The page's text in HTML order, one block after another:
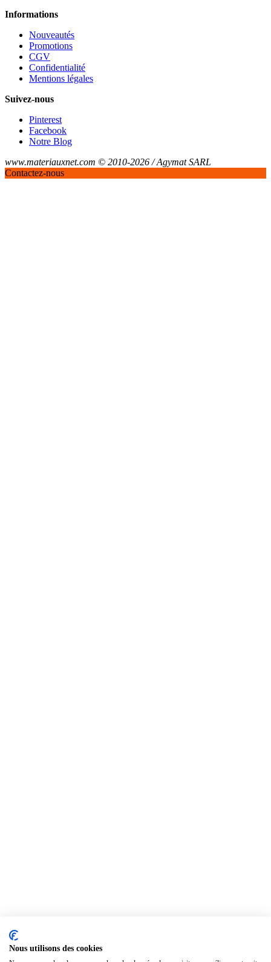
Informations
Nouveautés
Promotions
CGV
Confidentialité
Mentions légales
Suivez-nous
Pinterest
Facebook
Notre Blog
www.materiauxnet.com © 2010-2026 / Agymat SARL
Contactez-nous
Nous utilisons des cookies